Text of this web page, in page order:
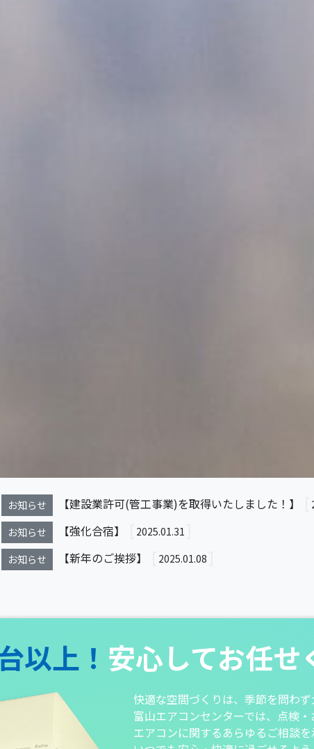
お知らせ 【建設業許可(管工事業)を取得いたしました！】
お知らせ 【強化合宿】 2025.01.31
お知らせ 【新年のご挨拶】 2025.01.08
以上！ 安心してお任せ
快適な空間づくりは、季節を問わず
富山エアコンセンターでは、点検
エアコンに関するあらゆるご相談を